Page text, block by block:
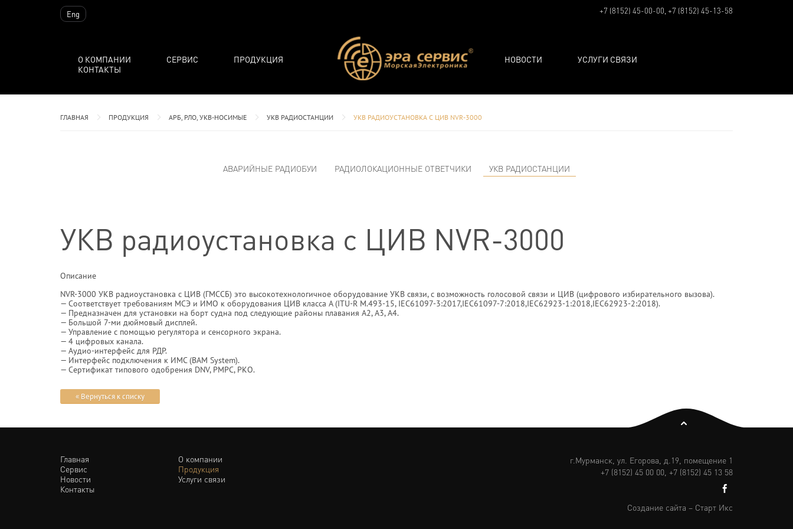
Eng +7 (8152) 45-00-00, +7 (8152) 45-13-58
О КОМПАНИИ СЕРВИС ПРОДУКЦИЯ НОВОСТИ
УСЛУГИ СВЯЗИ
КОНТАКТЫ
ГЛАВНАЯ ПРОДУКЦИЯ АРБ, РЛО, УКВ-НОСИМЫЕ УКВ РАДИОСТАНЦИИ УКВ РАДИОУСТАНОВКА С ЦИВ NVR-3000
АВАРИЙНЫЕ РАДИОБУИ РАДИОЛОКАЦИОННЫЕ ОТВЕТЧИКИ УКВ РАДИОСТАНЦИИ
УКВ радиоустановка с ЦИВ NVR-3000
Описание
NVR-3000 УКВ радиоустановка с ЦИВ (ГМССБ) это высокотехнологичное оборудование УКВ связи, с возможность голосовой связи и ЦИВ (цифрового избирательного вызова).
— Соответствует требованиям МСЭ и ИМО к оборудования ЦИВ класса А (ITU-R M.493-15, IEC61097-3:2017,IEC61097-7:2018,IEC62923-1:2018,IEC62923-2:2018).
— Предназначен для установки на борт судна под следующие районы плавания А2, А3, А4.
— Большой 7-ми дюймовый дисплей.
— Управление с помощью регулятора и сенсорного экрана.
— 4 цифровых канала.
— Аудио-интерфейс для РДР.
— Интерфейс подключения к ИМС (BAM System).
— Сертификат типового одобрения DNV, РМРС, РКО.
« Вернуться к списку
Главная
О компании
Сервис
Продукция
Новости
Услуги связи
Контакты
г.Мурманск, ул. Егорова, д.19, помещение 1
+7 (8152) 45 00 00, +7 (8152) 45 13 58
Создание сайта – Старт Икс